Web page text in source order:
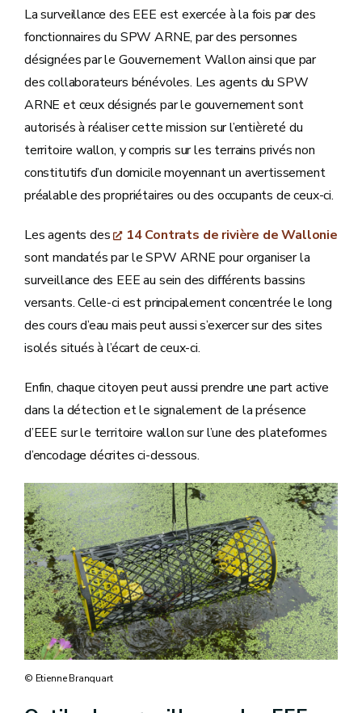
La surveillance des EEE est exercée à la fois par des
fonctionnaires du SPW ARNE, par des personnes
désignées par le Gouvernement Wallon ainsi que par
des collaborateurs bénévoles. Les agents du SPW
ARNE et ceux désignés par le gouvernement sont
autorisés à réaliser cette mission sur l’entièreté du
territoire wallon, y compris sur les terrains privés non
constitutifs d’un domicile moyennant un avertissement
préalable des propriétaires ou des occupants de ceux-ci.
Les agents des
14 Contrats de rivière de Wallonie
sont mandatés par le SPW ARNE pour organiser la
surveillance des EEE au sein des différents bassins
versants. Celle-ci est principalement concentrée le long
des cours d’eau mais peut aussi s’exercer sur des sites
isolés situés à l’écart de ceux-ci.
Enfin, chaque citoyen peut aussi prendre une part active
dans la détection et le signalement de la présence
d’EEE sur le territoire wallon sur l’une des plateformes
d’encodage décrites ci-dessous.
© Etienne Branquart